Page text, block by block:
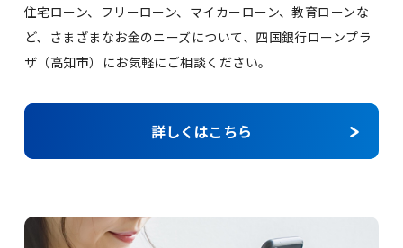
住宅ローン、フリーローン、マイカーローン、教育ローンな
ど、さまざまなお金のニーズについて、四国銀行ローンプラ
ザ（高知市）にお気軽にご相談ください。
詳しくはこちら